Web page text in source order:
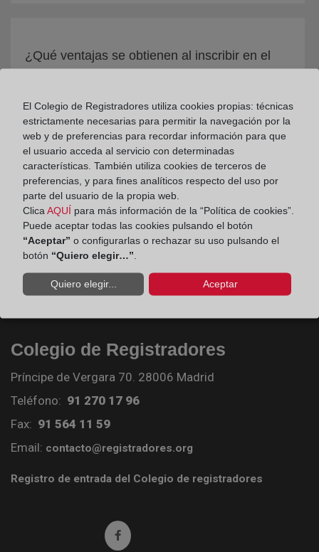
¿Qué ventajas se obtienen al inscribir en el
Colegio de Registradores
Príncipe de Vergara 70. 28006 Madrid
Teléfono: 91 270 17 96
Fax: 91 564 11 59
Email: contacto@registradores.org
Registro de entrada del Colegio de registradores
Ir a facebook (abre en ventana nueva)
El Colegio de Registradores utiliza cookies propias: técnicas
estrictamente necesarias para permitir la navegación por la
web y de preferencias para recordar información para que
el usuario acceda al servicio con determinadas
características. También utiliza cookies de terceros de
preferencias, y para fines analíticos respecto del uso por
parte del usuario de la propia web.
Clica AQUÍ para más información de la “Política de cookies”.
Puede aceptar todas las cookies pulsando el botón
“Aceptar” o configurarlas o rechazar su uso pulsando el
botón “Quiero elegir…”
Quiero elegir... Aceptar